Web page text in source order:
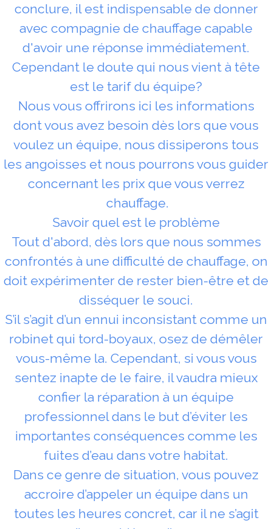
conclure, il est indispensable de donner
avec compagnie de chauffage capable
d'avoir une réponse immédiatement.
Cependant le doute qui nous vient à tête
est le tarif du équipe?
Nous vous offrirons ici les informations
dont vous avez besoin dès lors que vous
voulez un équipe, nous dissiperons tous
les angoisses et nous pourrons vous guider
concernant les prix que vous verrez
chauffage.
Savoir quel est le problème
Tout d'abord, dès lors que nous sommes
confrontés à une difficulté de chauffage, on
doit expérimenter de rester bien-être et de
disséquer le souci.
S’il s’agit d’un ennui inconsistant comme un
robinet qui tord-boyaux, osez de démêler
vous-même la. Cependant, si vous vous
sentez inapte de le faire, il vaudra mieux
confier la réparation à un équipe
professionnel dans le but d’éviter les
importantes conséquences comme les
fuites d’eau dans votre habitat.
Dans ce genre de situation, vous pouvez
accroire d’appeler un équipe dans un
toutes les heures concret, car il ne s’agit